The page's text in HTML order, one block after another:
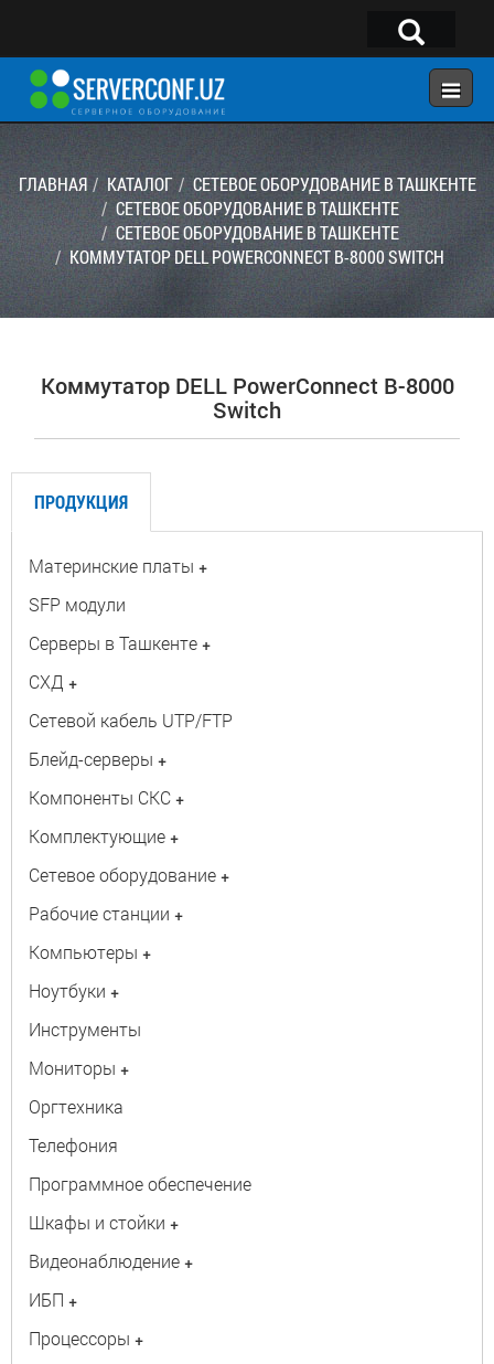
×
ГЛАВНАЯ
КОНФИГУРАТОР
КАТАЛОГ
УСЛУГИ
КОНТАКТЫ
Telegram:@serverconf_uz
Тел: (90) 932-18-00
ГЛАВНАЯ КАТАЛОГ
СЕТЕВОЕ ОБОРУДОВАНИЕ В ТАШКЕНТЕ
СЕТЕВОЕ ОБОРУДОВАНИЕ В ТАШКЕНТЕ
СЕТЕВОЕ ОБОРУДОВАНИЕ В ТАШКЕНТЕ
КОММУТАТОР DELL POWERCONNECT B-8000 SWITCH
Коммутатор DELL PowerConnect B-8000
Switch
ПРОДУКЦИЯ
Материнские платы +
SFP модули
Серверы в Ташкенте +
СХД +
Сетевой кабель UTP/FTP
Блейд-серверы +
Компоненты СКС +
Комплектующие +
Сетевое оборудование +
Рабочие станции +
Компьютеры +
Ноутбуки +
Инструменты
Мониторы +
Оргтехника
Телефония
Программное обеспечение
Шкафы и стойки +
Видеонаблюдение +
ИБП +
Процессоры +